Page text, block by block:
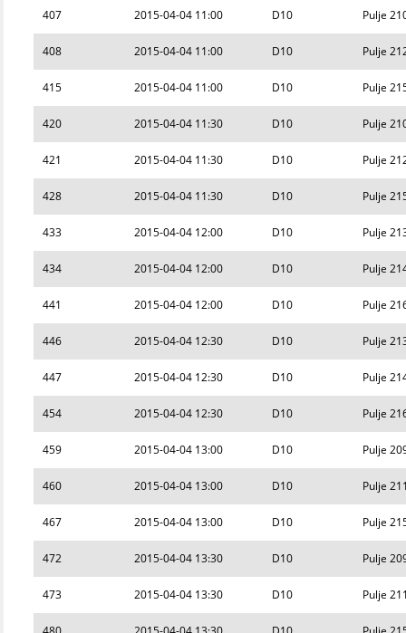
407 2015-04-04 11:00 D10 Pulje
408 2015-04-04 11:00 D10 Pulje
415 2015-04-04 11:00 D10 Pulje
420 2015-04-04 11:30 D10 Pulje
421 2015-04-04 11:30 D10 Pulje
428 2015-04-04 11:30 D10 Pulje
433 2015-04-04 12:00 D10 Pulje
434 2015-04-04 12:00 D10 Pulje
441 2015-04-04 12:00 D10 Pulje
446 2015-04-04 12:30 D10 Pulje
447 2015-04-04 12:30 D10 Pulje
454 2015-04-04 12:30 D10 Pulje
459 2015-04-04 13:00 D10 Pulje
460 2015-04-04 13:00 D10 Pulje
467 2015-04-04 13:00 D10 Pulje
472 2015-04-04 13:30 D10 Pulje
473 2015-04-04 13:30 D10 Pulje